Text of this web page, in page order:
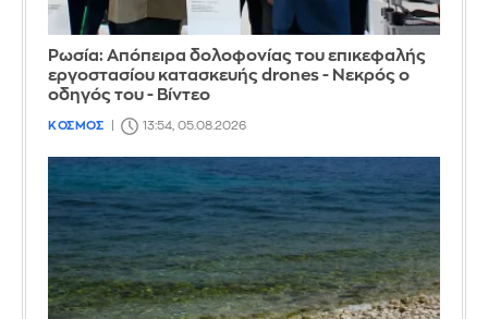
Ρωσία: Απόπειρα δολοφονίας του επικεφαλής
εργοστασίου κατασκευής drones - Νεκρός ο
οδηγός του - Βίντεο
ΚΟΣΜΟΣ 13:54, 05.08.2026